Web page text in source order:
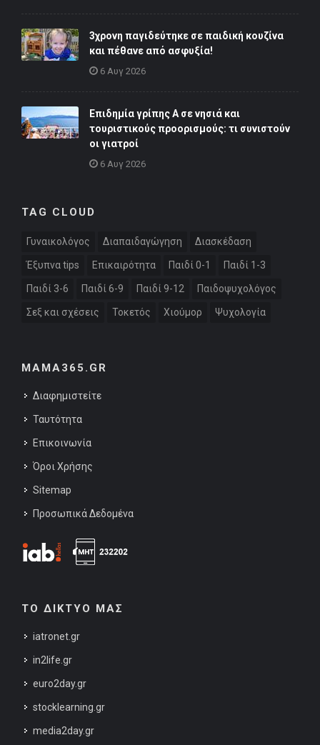
3χρονη παγιδεύτηκε σε παιδική κουζίνα
και πέθανε από ασφυξία!
6 Αυγ 2026
Επιδημία γρίπης Α σε νησιά και
τουριστικούς προορισμούς: τι συνιστούν
οι γιατροί
6 Αυγ 2026
TAG CLOUD
Γυναικολόγος Διαπαιδαγώγηση Διασκέδαση
Έξυπνα tips Επικαιρότητα Παιδί 0-1 Παιδί 1-3
Παιδί 3-6 Παιδί 6-9 Παιδί 9-12 Παιδοψυχολόγος
Σεξ και σχέσεις Τοκετός Χιούμορ Ψυχολογία
MAMA365.GR
Διαφημιστείτε
Ταυτότητα
Επικοινωνία
Όροι Χρήσης
Sitemap
Προσωπικά Δεδομένα
ΤΟ ΔΙΚΤΥΟ ΜΑΣ
iatronet.gr
in2life.gr
euro2day.gr
stocklearning.gr
media2day.gr